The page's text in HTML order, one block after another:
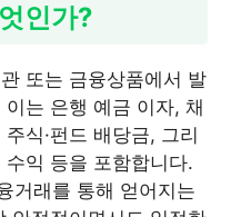
인가?
또는 금융상품에서 발
는 은행 예금 이자, 채
식·펀드 배당금, 그리
익 등을 포함합니다.
거래를 통해 얻어지는